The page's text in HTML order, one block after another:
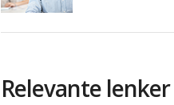
Relevante lenker